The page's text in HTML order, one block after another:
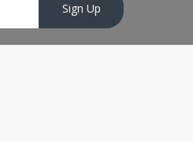
Sign Up